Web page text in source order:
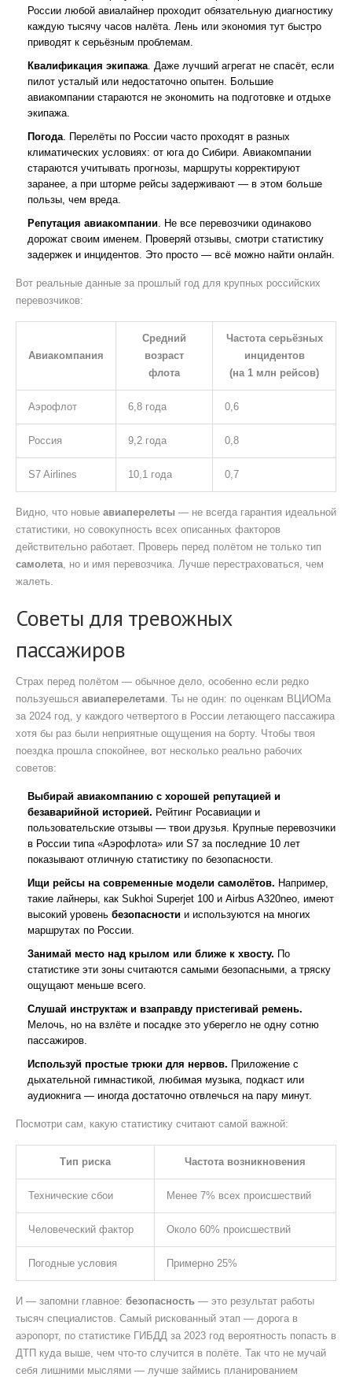
России любой авиалайнер проходит обязательную диагностику
каждую тысячу часов налёта. Лень или экономия тут быстро
приводят к серьёзным проблемам.
Квалификация экипажа. Даже лучший агрегат не спасёт, если
пилот усталый или недостаточно опытен. Большие
авиакомпании стараются не экономить на подготовке и отдыхе
экипажа.
Погода. Перелёты по России часто проходят в разных
климатических условиях: от юга до Сибири. Авиакомпании
стараются учитывать прогнозы, маршруты корректируют
заранее, а при шторме рейсы задерживают — в этом больше
пользы, чем вреда.
Репутация авиакомпании. Не все перевозчики одинаково
дорожат своим именем. Проверяй отзывы, смотри статистику
задержек и инцидентов. Это просто — всё можно найти онлайн.
Вот реальные данные за прошлый год для крупных российских
перевозчиков:
Авиакомпания
Средний
возраст
флота
Частота серьёзных
инцидентов
(на 1 млн рейсов)
Аэрофлот 6,8 года 0,6
Россия 9,2 года 0,8
S7 Airlines 10,1 года 0,7
Видно, что новые авиаперелеты — не всегда гарантия идеальной
статистики, но совокупность всех описанных факторов
действительно работает. Проверь перед полётом не только тип
самолета, но и имя перевозчика. Лучше перестраховаться, чем
жалеть.
Советы для тревожных
пассажиров
Страх перед полётом — обычное дело, особенно если редко
пользуешься авиаперелетами. Ты не один: по оценкам ВЦИОМа
за 2024 год, у каждого четвертого в России летающего пассажира
хотя бы раз были неприятные ощущения на борту. Чтобы твоя
поездка прошла спокойнее, вот несколько реально рабочих
советов:
Выбирай авиакомпанию с хорошей репутацией и
безаварийной историей. Рейтинг Росавиации и
пользовательские отзывы — твои друзья. Крупные перевозчики
в России типа «Аэрофлота» или S7 за последние 10 лет
показывают отличную статистику по безопасности.
Ищи рейсы на современные модели самолётов. Например,
такие лайнеры, как Sukhoi Superjet 100 и Airbus A320neo, имеют
высокий уровень безопасности и используются на многих
маршрутах по России.
Занимай место над крылом или ближе к хвосту. По
статистике эти зоны считаются самыми безопасными, а тряску
ощущают меньше всего.
Слушай инструктаж и взаправду пристегивай ремень.
Мелочь, но на взлёте и посадке это уберегло не одну сотню
пассажиров.
Используй простые трюки для нервов. Приложение с
дыхательной гимнастикой, любимая музыка, подкаст или
аудиокнига — иногда достаточно отвлечься на пару минут.
Посмотри сам, какую статистику считают самой важной:
Тип риска Частота возникновения
Технические сбои Менее 7% всех происшествий
Человеческий фактор Около 60% происшествий
Погодные условия Примерно 25%
И — запомни главное: безопасность — это результат работы
тысяч специалистов. Самый рискованный этап — дорога в
аэропорт, по статистике ГИБДД за 2023 год вероятность попасть в
ДТП куда выше, чем что-то случится в полёте. Так что не мучай
себя лишними мыслями — лучше займись планированием